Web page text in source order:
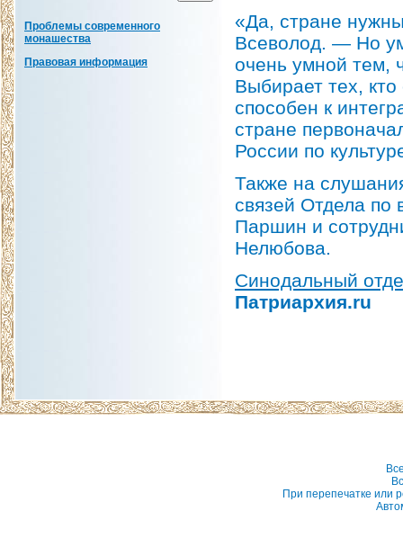
Проблемы современного
монашества
Правовая информация
«Да, стране
Всеволод. — Но
очень умной тем,
Выбирает тех,
способен к
стране
России по
Также на
связей Отдела
Паршин и
Нелюбова.
Синодальный
Патриархия.ru
При перепечатке или